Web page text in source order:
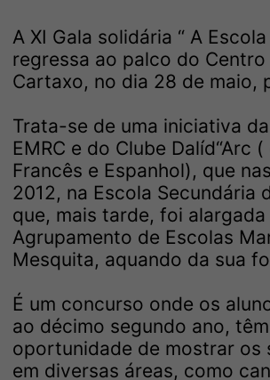
A XI Gala solidária “ A
regressa ao palco do
Cartaxo, no dia 28 de maio,
Trata-se de uma iniciativa
EMRC e do Clube Dalíd“Arc
Francês e Espanhol), que
2012, na Escola Secundária
que, mais tarde, foi alargada
Agrupamento de Escolas
Mesquita, aquando da sua
É um concurso onde os
ao décimo segundo ano,
oportunidade de mostrar os
em diversas áreas, como